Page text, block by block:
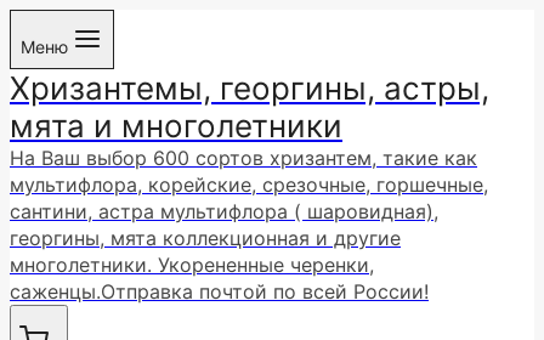
Перейти
содержимому
Меню
Хризантемы, георгины, астры,
мята и многолетники
На Ваш выбор 600 сортов хризантем, такие как
мультифлора, корейские, срезочные, горшечные,
сантини, астра мультифлора ( шаровидная),
георгины, мята коллекционная и другие
многолетники. Укорененные черенки,
саженцы.Отправка почтой по всей России!